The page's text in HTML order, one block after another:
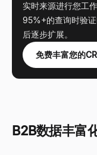
实时来源进行您工
95%+的查询时验
后逐步扩展。
免费丰富您的
B2B数据丰富